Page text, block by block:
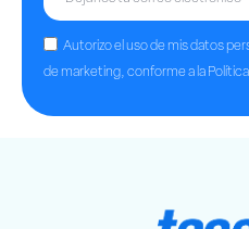
Autorizo el uso de mis datos
de marketing, conforme a la Política